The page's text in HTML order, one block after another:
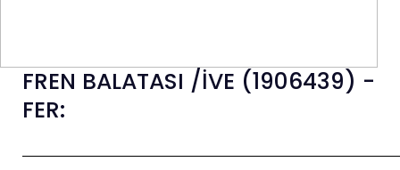
FREN BALATASI /İVE (1906439) -
FER: